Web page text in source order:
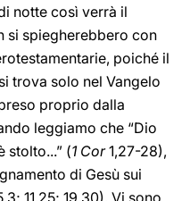
notte così verrà il
si spiegherebbero con
poiché il
trova solo nel Vangelo
proprio dalla
leggiamo che “Dio
stolto...” (1 Cor1,27-28),
di Gesù sui
11,25; 19,30). Vi sono